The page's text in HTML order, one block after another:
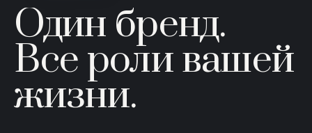
Один бренд.
Все роли вашей
жизни.